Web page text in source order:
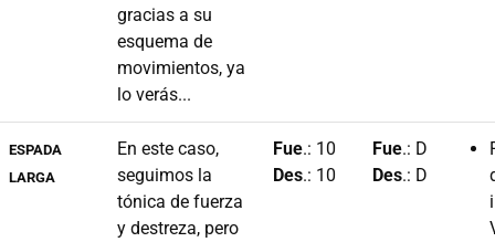
gracias a su
esquema de
movimientos, ya
lo verás...
ESPADA
LARGA
En este caso,
seguimos la
tónica de fuerza
y destreza, pero
Fue.: 10
Des.: 10
Fue.: D
Des.: D